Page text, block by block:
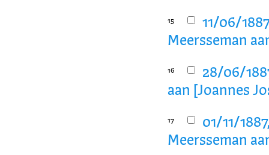
15
11/06/
Meersseman
16
28/06/
aan [Joannes
17
01/11/
Meersseman